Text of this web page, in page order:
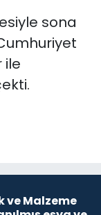
sona
ile
ve Malzeme